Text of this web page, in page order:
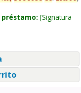
Signatura